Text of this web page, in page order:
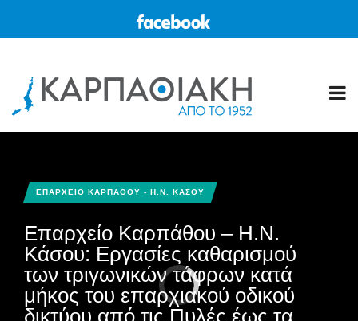
ΕΠΑΡΧΕΙΟ ΚΑΡΠΑΘΟΥ - Η.Ν. ΚΑΣΟΥ
Επαρχείο Καρπάθου – Η.Ν.
Κάσου: Εργασίες καθαρισμού
των τριγωνικών τάφρων κατά
μήκος του επαρχιακού οδικού
δικτύου από τις Πυλές έως τα